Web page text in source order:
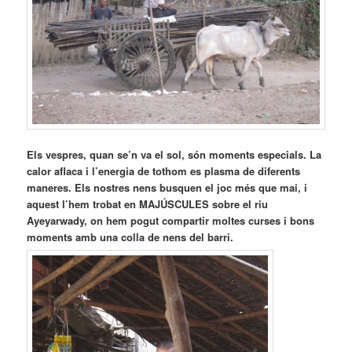
Els vespres, quan se’n va el sol, són moments especials. La
calor aflaca i l’energia de tothom es plasma de diferents
maneres. Els nostres nens busquen el joc més que mai, i
aquest l’hem trobat en MAJÚSCULES sobre el riu
Ayeyarwady, on hem pogut compartir moltes curses i bons
moments amb una colla de nens del barri.